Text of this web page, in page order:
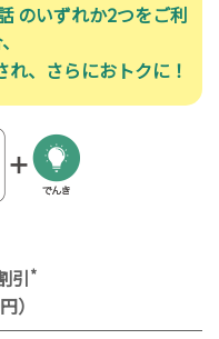
のいずれか2つをご利
れ、さらにおトクに！
引*
）